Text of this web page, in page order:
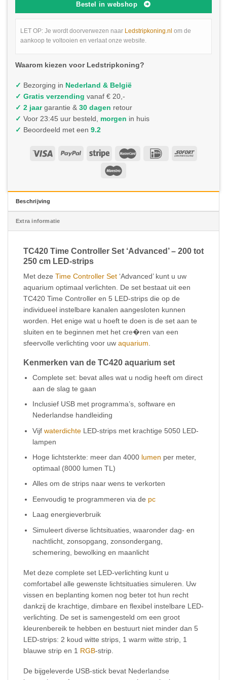
Bestel in webshop
LET OP: Je wordt doorverwezen naar Ledstripkoning.nl om de
aankoop te voltooien en verlaat onze website.
Waarom kiezen voor Ledstripkoning?
✓ Bezorging in Nederland & België
✓ Gratis verzending vanaf € 20,-
✓ 2 jaargarantie & 30 dagen retour
✓ Voor 23:45 uur besteld, morgen in huis
✓ Beoordeeld met een 9.2
Beschrijving
Extra informatie
TC420 Time Controller Set ‘Advanced’ – 200 tot
250 cm LED-strips
Met deze Time Controller Set ‘Advanced’ kunt u uw
aquarium optimaal verlichten. De set bestaat uit een
TC420 Time Controller en 5 LED-strips die op de
individueel instelbare kanalen aangesloten kunnen
worden. Het enige wat u hoeft te doen is de set aan te
sluiten en te beginnen met het cre�ren van een
sfeervolle verlichting voor uw aquarium
Kenmerken van de TC420 aquarium set
Complete set: bevat alles wat u nodig heeft om direct
aan de slag te gaan
Inclusief USB met programma’s, software en
Nederlandse handleiding
Vijfwaterdichte LED-strips met krachtige 5050 LED-
lampen
Hoge lichtsterkte: meer dan 4000 lumen per meter,
optimaal (8000 lumen TL)
Alles om de strips naar wens te verkorten
Eenvoudig te programmeren via de pc
Laag energieverbruik
Simuleert diverse lichtsituaties, waaronder dag- en
nachtlicht, zonsopgang, zonsondergang,
schemering, bewolking en maanlicht
Met deze complete set LED-verlichting kunt u
comfortabel alle gewenste lichtsituaties simuleren. Uw
vissen en beplanting komen nog beter tot hun recht
dankzij de krachtige, dimbare en flexibel instelbare LED-
verlichting. De set is samengesteld om een groot
kleurenbereik te hebben en bestuurt niet minder dan 5
LED-strips: 2 koud witte strips, 1 warm witte strip, 1
blauwe strip en 1 RGB-strip.
De bijgeleverde USB-stick bevat Nederlandse